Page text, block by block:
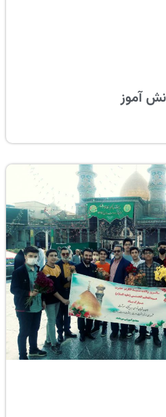
آموز